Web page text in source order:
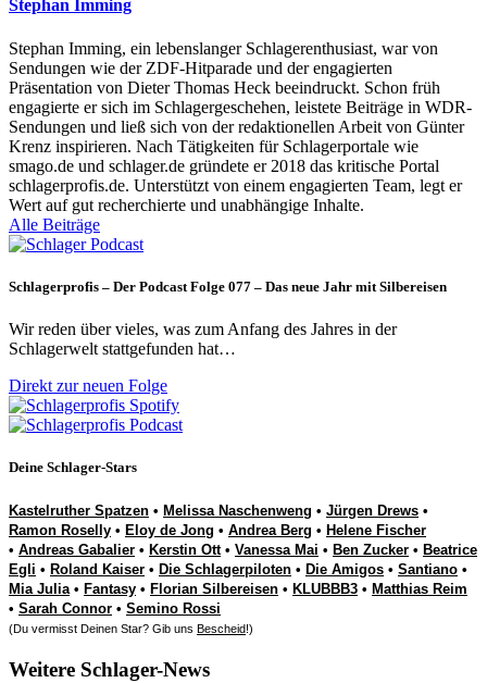
Stephan Imming
Stephan Imming, ein lebenslanger Schlagerenthusiast, war von
Sendungen wie der ZDF-Hitparade und der engagierten
Präsentation von Dieter Thomas Heck beeindruckt. Schon früh
engagierte er sich im Schlagergeschehen, leistete Beiträge in WDR-
Sendungen und ließ sich von der redaktionellen Arbeit von Günter
Krenz inspirieren. Nach Tätigkeiten für Schlagerportale wie
smago.de und schlager.de gründete er 2018 das kritische Portal
schlagerprofis.de. Unterstützt von einem engagierten Team, legt er
Wert auf gut recherchierte und unabhängige Inhalte.
Alle Beiträge
Schlagerprofis – Der Podcast Folge 077 – Das neue Jahr mit Silbereisen
Wir reden über vieles, was zum Anfang des Jahres in der
Schlagerwelt stattgefunden hat…
Direkt zur neuen Folge
Deine Schlager-Stars
Kastelruther Spatzen • Melissa Naschenweng • Jürgen Drews •
Ramon Roselly • Eloy de Jong • Andrea Berg • Helene Fischer
• Andreas Gabalier • Kerstin Ott• Vanessa Mai • Ben Zucker • Beatrice
Egli • Roland Kaiser • Die Schlagerpiloten • Die Amigos • Santiano •
Mia Julia• Fantasy • Florian Silbereisen • KLUBBB3 • Matthias Reim
• Sarah Connor • Semino Rossi
(Du vermisst Deinen Star? Gib uns Bescheid!)
Weitere Schlager-News